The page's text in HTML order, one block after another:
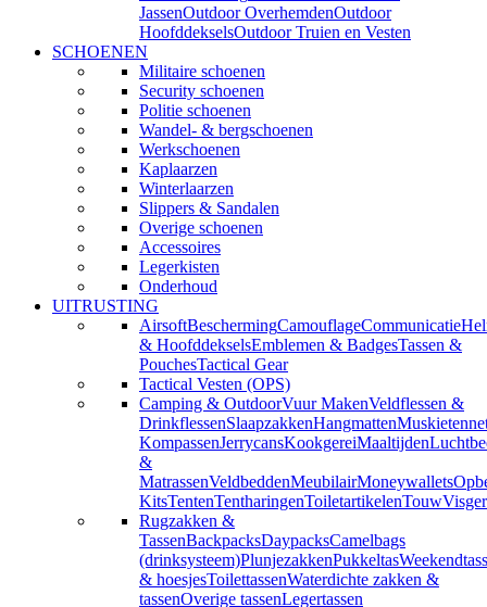
JassenOutdoor OverhemdenOutdoor
HoofddekselsOutdoor Truien en Vesten
SCHOENEN
Militaire schoenen
Security schoenen
Politie schoenen
Wandel- & bergschoenen
Werkschoenen
Kaplaarzen
Winterlaarzen
Slippers & Sandalen
Overige schoenen
Accessoires
Legerkisten
Onderhoud
UITRUSTING
AirsoftBeschermingCamouflageCommunicatie
& HoofddekselsEmblemen & BadgesTassen &
PouchesTactical Gear
Tactical Vesten (OPS)
Camping & OutdoorVuur MakenVeldflessen &
DrinkflessenSlaapzakkenHangmatten
KompassenJerrycansKookgereiMaaltijden
&
MatrassenVeldbeddenMeubilairMoneywallets
KitsTentenTentharingenToiletartikelenTouw
Rugzakken &
TassenBackpacksDaypacksCamelbags
(drinksysteem)PlunjezakkenPukkeltas
& hoesjesToilettassenWaterdichte zakken &
tassenOverige tassenLegertassen